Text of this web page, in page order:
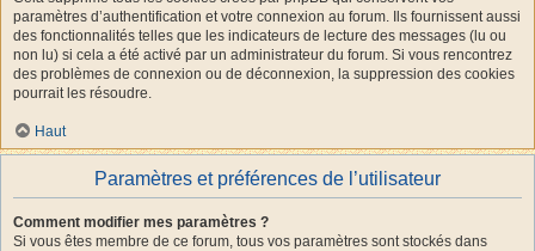
paramètres d’authentification et votre connexion au forum. Ils fournissent aussi
des fonctionnalités telles que les indicateurs de lecture des messages (lu ou
non lu) si cela a été activé par un administrateur du forum. Si vous rencontrez
des problèmes de connexion ou de déconnexion, la suppression des cookies
pourrait les résoudre.
Haut
Paramètres et préférences de l’utilisateur
Comment modifier mes paramètres ?
Si vous êtes membre de ce forum, tous vos paramètres sont stockés dans